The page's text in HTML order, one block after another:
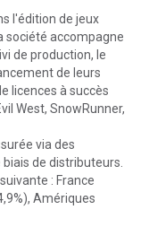
l'édition de jeux
société accompagne
de production, le
de leurs
licences à succès
West, SnowRunner,
via des
de distributeurs.
: France
Amériques